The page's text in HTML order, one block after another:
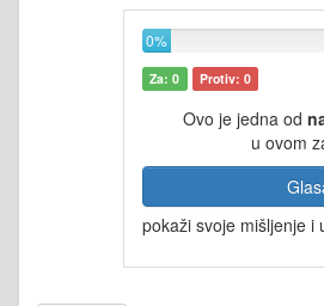
0%
Za: 0 Protiv: 0
Ovo je jedna od
u ovom
pokaži svoje mišljenje i